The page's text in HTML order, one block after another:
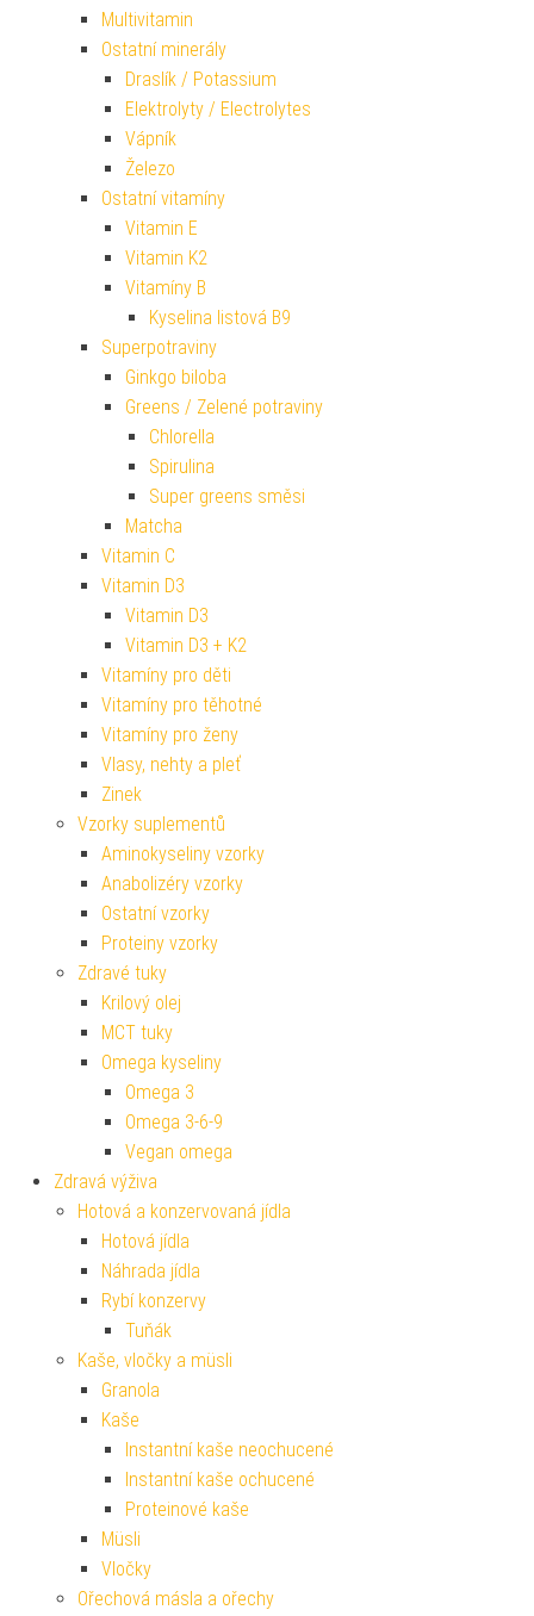
Multivitamin
Ostatní minerály
Draslík / Potassium
Elektrolyty / Electrolytes
Vápník
Železo
Ostatní vitamíny
Vitamin E
Vitamin K2
Vitamíny B
Kyselina listová B9
Superpotraviny
Ginkgo biloba
Greens / Zelené potraviny
Chlorella
Spirulina
Super greens směsi
Matcha
Vitamin C
Vitamin D3
Vitamin D3
Vitamin D3 + K2
Vitamíny pro děti
Vitamíny pro těhotné
Vitamíny pro ženy
Vlasy, nehty a pleť
Zinek
Vzorky suplementů
Aminokyseliny vzorky
Anabolizéry vzorky
Ostatní vzorky
Proteiny vzorky
Zdravé tuky
Krilový olej
MCT tuky
Omega kyseliny
Omega 3
Omega 3-6-9
Vegan omega
Zdravá výživa
Hotová a konzervovaná jídla
Hotová jídla
Náhrada jídla
Rybí konzervy
Tuňák
Kaše, vločky a müsli
Granola
Kaše
Instantní kaše neochucené
Instantní kaše ochucené
Proteinové kaše
Müsli
Vločky
Ořechová másla a ořechy